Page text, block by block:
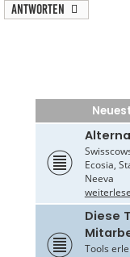
Antworten
Ecosia,
Neeva
Diese
Tools